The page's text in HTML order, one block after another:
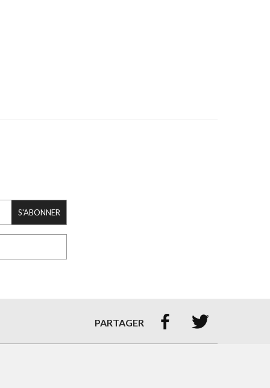
S'ABONNER
PARTAGER  